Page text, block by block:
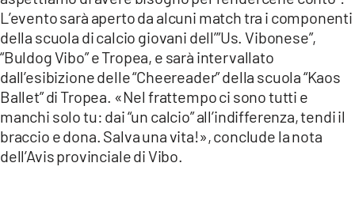
L’evento sarà aperto da alcuni match tra i componenti
della scuola di calcio giovani dell’”Us. Vibonese”,
“Buldog Vibo” e Tropea, e sarà intervallato
dall’esibizione delle “Cheereader” della scuola “Kaos
Ballet” di Tropea. «Nel frattempo ci sono tutti e
manchi solo tu: dai “un calcio” all’indifferenza, tendi il
braccio e dona. Salva una vita!», conclude la nota
dell’Avis provinciale di Vibo.